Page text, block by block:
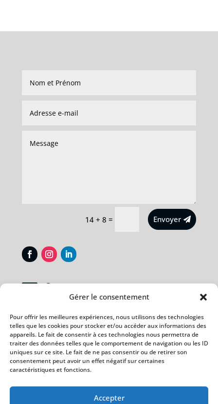
Gérer le consentement
Pour offrir les meilleures expériences, nous utilisons des technologies
telles que les cookies pour stocker et/ou accéder aux informations des
appareils. Le fait de consentir à ces technologies nous permettra de
traiter des données telles que le comportement de navigation ou les ID
uniques sur ce site. Le fait de ne pas consentir ou de retirer son
consentement peut avoir un effet négatif sur certaines
caractéristiques et fonctions.
Accepter
14 + 8 = Envoyer
 Contact
Pour toute demande de contact, merci
d’utiliser le formulaire ci-contre.
Je vous répondrais dans les plus brefs
délais.
Merci de votre confiance.